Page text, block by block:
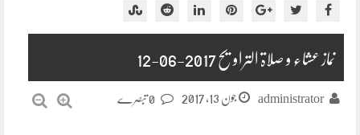
نماز عشاء و صلاۃ التراویح 2017-06-12
administrator جون 13, 2017